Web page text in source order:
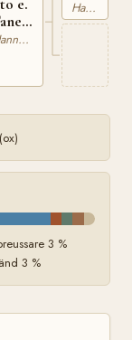
Hannoveranare
Hannoveranare
3 %
3 %